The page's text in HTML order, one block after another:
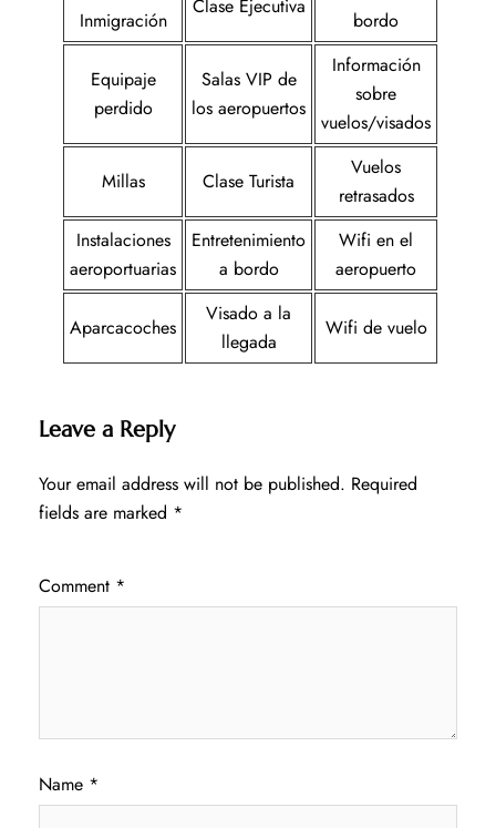
Inmigración
Clase Ejecutiva
bordo
Equipaje
perdido
Salas VIP de
los aeropuertos
Información
sobre
vuelos/visados
Millas Clase Turista
Vuelos
retrasados
Instalaciones
aeroportuarias
Entretenimiento
a bordo
Wifi en el
aeropuerto
Aparcacoches
Visado a la
llegada
Wifi de vuelo
Leave a Reply
Your email address will not be published. Required
fields are marked *
Comment *
Name *